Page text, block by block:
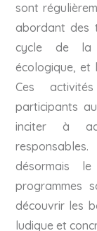
sont
abordant des
cycle de la
écologique, et
Ces
participants
inciter à
désormais
programmes
découvrir les
ludique et